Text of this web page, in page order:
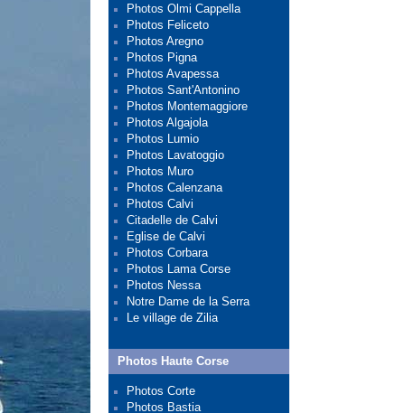
Photos Olmi Cappella
Photos Feliceto
Photos Aregno
Photos Pigna
Photos Avapessa
Photos Sant'Antonino
Photos Montemaggiore
Photos Algajola
Photos Lumio
Photos Lavatoggio
Photos Muro
Photos Calenzana
Photos Calvi
Citadelle de Calvi
Eglise de Calvi
Photos Corbara
Photos Lama Corse
Photos Nessa
Notre Dame de la Serra
Le village de Zilia
Photos Haute Corse
Photos Corte
Photos Bastia